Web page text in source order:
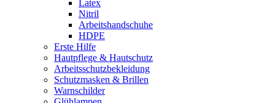
Latex
Nitril
Arbeitshandschuhe
HDPE
Erste Hilfe
Hautpflege & Hautschutz
Arbeitsschutzbekleidung
Schutzmasken & Brillen
Warnschilder